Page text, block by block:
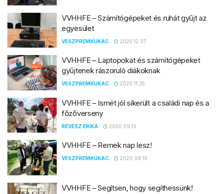
VVHHFE – Számítógépeket és ruhát gyűjt az
egyesület
VESZPREMKUKAC 2020.12.07.
VVHHFE – Laptopokat és számítógépeket
gyűjtenek rászoruló diákoknak
VESZPREMKUKAC 2020.11.25.
VVHHFE – Ismét jól sikerült a családi nap és a
főzőverseny
RÉVÉSZ ERIKA 2020.09.13.
VVHHFE – Remek nap lesz!
VESZPREMKUKAC 2020.09.10.
VVHHFE – Segítsen, hogy segíthessünk!